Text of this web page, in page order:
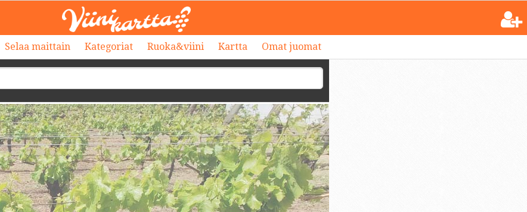
Selaa maittain Kategoriat Ruoka&viini Kartta Omat juomat